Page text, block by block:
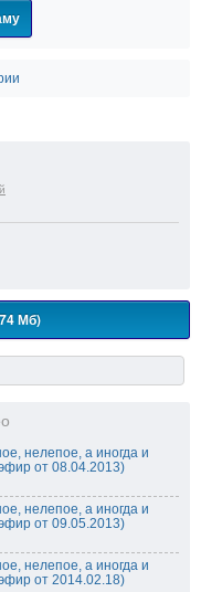
Мб)
нелепое, а иногда и
от 08.04.2013)
нелепое, а иногда и
от 09.05.2013)
нелепое, а иногда и
от 2014.02.18)